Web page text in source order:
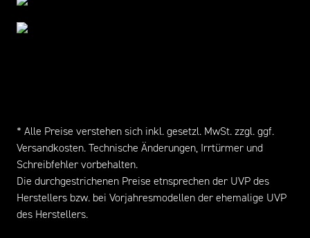
* Alle Preise verstehen sich inkl. gesetzl. MwSt. zzgl. ggf.
Versandkosten. Technische Änderungen, Irrtürmer und
Schreibfehler vorbehalten.
Die durchgestrichenen Preise etnsprechen der UVP des
Herstellers bzw. bei Vorjahresmodellen der ehemalige UVP
des Herstellers.